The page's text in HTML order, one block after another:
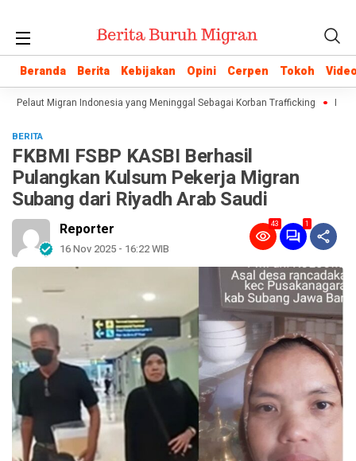
Beranda Berita Kebijakan Opini Cerpen Tokoh
Beranda Berita Kebijakan Opini Cerpen Tokoh
Migran Indonesia yang Meninggal Sebagai Korban Trafficking Istilah
BERITA
FKBMI FSBP KASBI Berhasil
Pulangkan Kulsum Pekerja Migran
Subang dari Riyadh Arab Saudi
Reporter
16 Nov 2025 - 16:22 WIB
43 1